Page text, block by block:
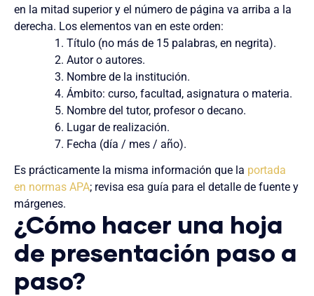
en la mitad superior y el número de página va arriba a la
derecha. Los elementos van en este orden:
Título (no más de 15 palabras, en negrita).
Autor o autores.
Nombre de la institución.
Ámbito: curso, facultad, asignatura o materia.
Nombre del tutor, profesor o decano.
Lugar de realización.
Fecha (día / mes / año).
Es prácticamente la misma información que la portada
en normas APA; revisa esa guía para el detalle de fuente y
márgenes.
¿Cómo hacer una hoja
de presentación paso a
paso?